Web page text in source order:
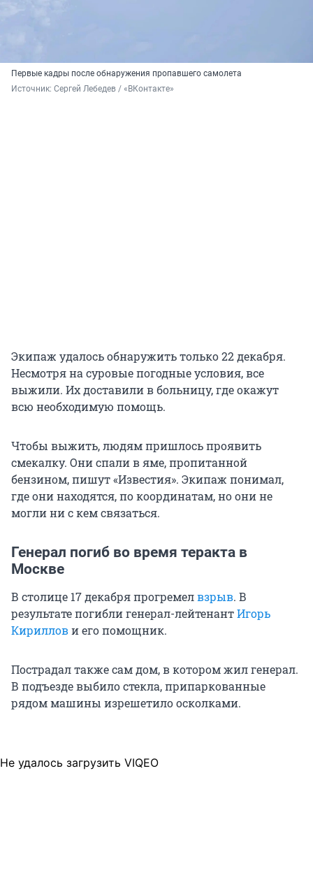
Первые кадры после обнаружения пропавшего самолета
Источник: Сергей Лебедев / «ВКонтакте»
Экипаж удалось обнаружить только 22 декабря.
Несмотря на суровые погодные условия, все
выжили. Их доставили в больницу, где окажут
всю необходимую помощь.
Чтобы выжить, людям пришлось проявить
смекалку. Они спали в яме, пропитанной
бензином, пишут «Известия». Экипаж понимал,
где они находятся, по координатам, но они не
могли ни с кем связаться.
Генерал погиб во время теракта в
Москве
В столице 17 декабря прогремелвзрыв. В
результате погибли генерал-лейтенантИгорь
Кириллови его помощник.
Пострадал также сам дом, в котором жил генерал.
В подъезде выбило стекла, припаркованные
рядом машины изрешетило осколками.
Не удалось загрузить VIQEO